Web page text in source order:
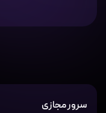
سرور مجازی